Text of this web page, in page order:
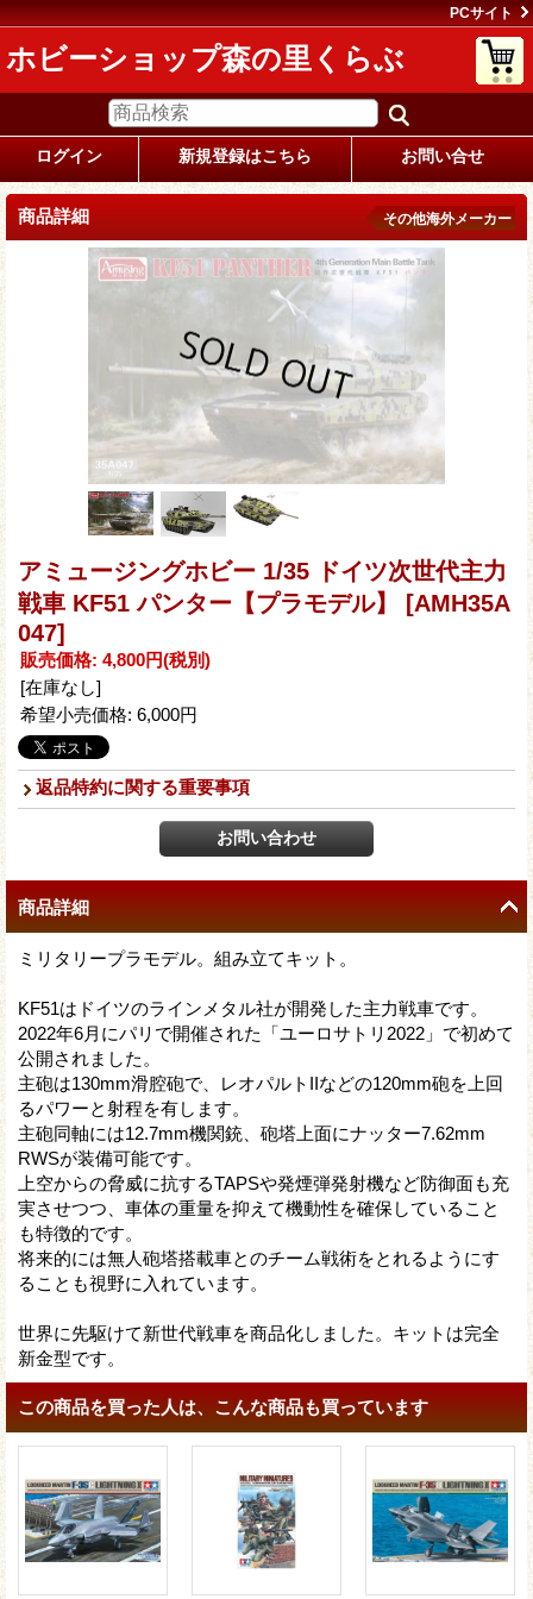
PCサイト
ホビーショップ森の里くらぶ
ログイン 新規登録はこちら お問い合せ
商品詳細 その他海外メーカー
アミュージングホビー 1/35 ドイツ次世代主力
戦車 KF51 パンター【プラモデル】
[AMH35A
047]
販売価格: 4,800円(税別)
[在庫なし]
希望小売価格: 6,000円
返品特約に関する重要事項
商品詳細
ミリタリープラモデル。組み立てキット。
KF51はドイツのラインメタル社が開発した主力戦車です。
2022年6月にパリで開催された「ユーロサトリ2022」で初めて
公開されました。
主砲は130mm滑腔砲で、レオパルトIIなどの120mm砲を上回
るパワーと射程を有します。
主砲同軸には12.7mm機関銃、砲塔上面にナッター7.62mm
RWSが装備可能です。
上空からの脅威に抗するTAPSや発煙弾発射機など防御面も充
実させつつ、車体の重量を抑えて機動性を確保していること
も特徴的です。
将来的には無人砲塔搭載車とのチーム戦術をとれるようにす
ることも視野に入れています。
世界に先駆けて新世代戦車を商品化しました。キットは完全
新金型です。
この商品を買った人は、こんな商品も買っています